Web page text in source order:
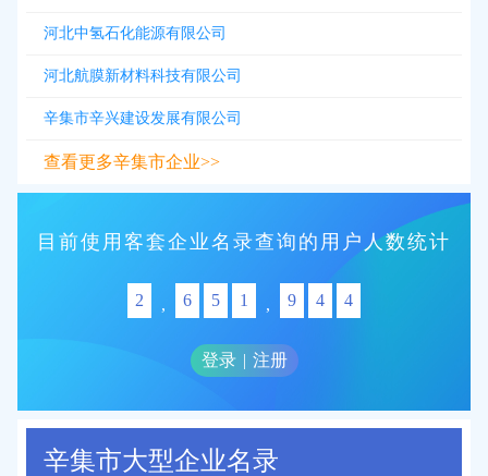
河北中氢石化能源有限公司
河北航膜新材料科技有限公司
辛集市辛兴建设发展有限公司
查看更多辛集市企业>>
目前使用客套企业名录查询的用户人数统计
2 , 6 5 1 , 9 4 4
登录 | 注册
辛集市大型企业名录